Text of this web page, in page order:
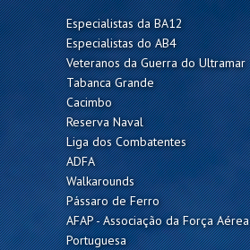
Especialistas da BA12
Especialistas do AB4
Veteranos da Guerra do Ultramar
Tabanca Grande
Cacimbo
Reserva Naval
Liga dos Combatentes
ADFA
Walkarounds
Pássaro de Ferro
AFAP - Associação da Força Aérea
Portuguesa